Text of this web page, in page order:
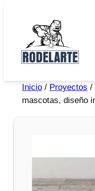
Inicio/ Proyectos /
mascotas, diseño